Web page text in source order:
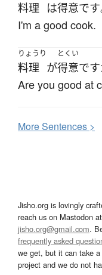
料理 は得意です
I'm a good cook.
りょうり
料理 が
とくい
得意で
Are you good at
MoreSentences >
Jisho.org is lovingly
reach us on Mastodon at
jisho.org@gmail.com.
frequently asked
we get, but it can take
project and we do not